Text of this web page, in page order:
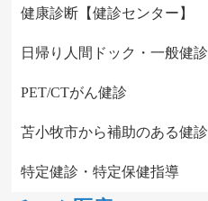
健康診断【健診センター】
日帰り人間ドック・一般健診
PET/CTがん健診
苫小牧市から補助のある健診
特定健診・特定保健指導